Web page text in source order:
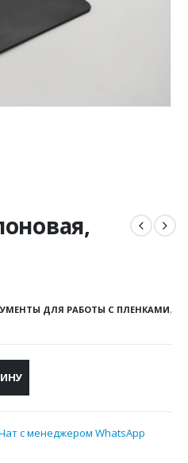
ДЛЯ РАБОТЫ С ПЛЕНКАМИ,
с менеджером WhatsApp